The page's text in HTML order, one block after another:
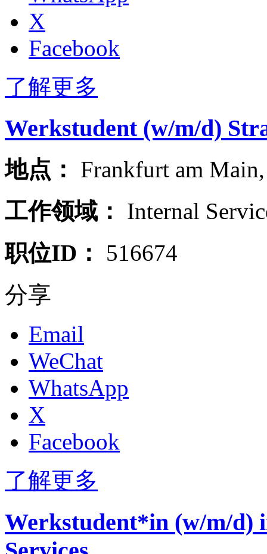
X
Facebook
了解更多
Werkstudent (w/m/d)
地点： Frankfurt am Main
工作领域： Internal
职位ID： 516674
分享
Email
WeChat
WhatsApp
X
Facebook
了解更多
Werkstudent*in (w/m/d)